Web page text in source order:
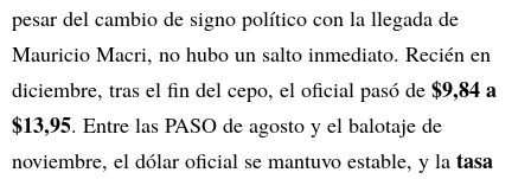
pesar del cambio de signo político con la llegada de
Mauricio Macri, no hubo un salto inmediato. Recién en
diciembre, tras el fin del cepo, el oficial pasó de $9,84 a
$13,95. Entre las PASO de agosto y el balotaje de
noviembre, el dólar oficial se mantuvo estable, y la tasa